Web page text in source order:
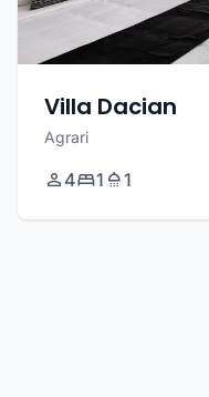
Villa Dacian
Agrari
4 1 1